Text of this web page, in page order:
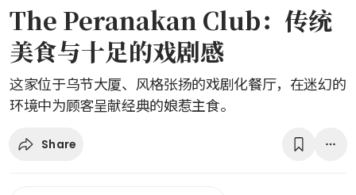
The Peranakan Club：传统
美食与十足的戏剧感
这家位于乌节大厦、风格张扬的戏剧化餐厅，在迷幻的
环境中为顾客呈献经典的娘惹主食。
Share